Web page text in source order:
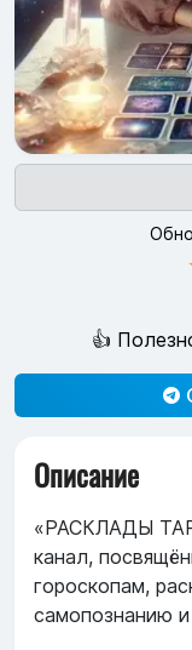
👍
Описание
«РАСКЛАДЫ
канал,
гороскопам,
самопознанию